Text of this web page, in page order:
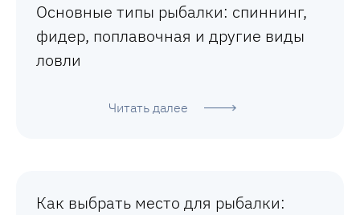
Основные типы рыбалки: спиннинг,
фидер, поплавочная и другие виды
ловли
Читать далее
Как выбрать место для рыбалки: